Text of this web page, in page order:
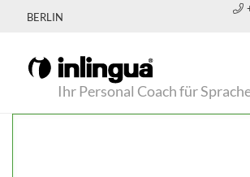
BERLIN
Ihr Personal Coach für